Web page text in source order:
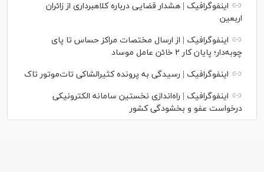
اینفوگرافیک | هشدار قضایی درباره کلاهبرداری از زائران
اربعین
اینفوگرافیک | از ارسال مختصات مراکز حساس تا پای
چوبه‌دار؛ پایان کار ۲ خائن عامل موساد
اینفوگرافیک | رسیدگی به پرونده کثیرالشاکی تات‌موتور تاک
اینفوگرافیک | راه‌اندازی نخستین سامانه الکترونیکی
درخواست عفو و بخشودگی کشور